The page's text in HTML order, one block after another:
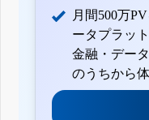
月間500万
ータプラッ
金融・デー
のうちから